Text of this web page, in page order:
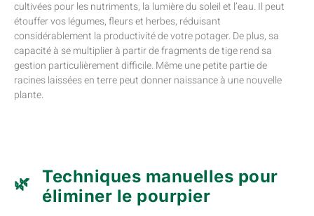
cultivées pour les nutriments, la lumière du soleil et l’eau. Il peut
étouffer vos légumes, fleurs et herbes, réduisant
considérablement la productivité de votre potager. De plus, sa
capacité à se multiplier à partir de fragments de tige rend sa
gestion particulièrement difficile. Même une petite partie de
racines laissées en terre peut donner naissance à une nouvelle
plante.
Techniques manuelles pour
éliminer le pourpier